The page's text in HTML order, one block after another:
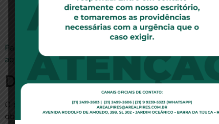
Para ler a notícia no site economia.ig.com.br, clique
aqui.
Deixe um comentário
O seu endereço de e-mail não será publicado. Campos
obrigatórios são marcados com*